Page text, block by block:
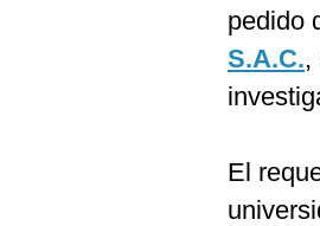
pedido
S.A.C.,
El